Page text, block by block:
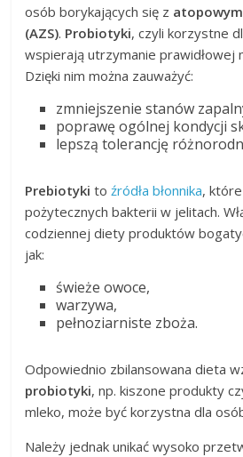
osób borykających się z
(AZS). Probiotyki, czyli korzystne
wspierają utrzymanie prawidłowej
Dzięki nim można zauważyć:
zmniejszenie stanów
poprawę ogólnej kondycji
lepszą tolerancję
Prebiotyki toźródła błonnika,
pożytecznych bakterii w jelitach.
codziennej diety produktów
jak:
świeże owoce,
warzywa,
pełnoziarniste zboża.
Odpowiednio zbilansowana dieta
probiotyki, np. kiszone produkty
mleko, może być korzystna dla
Należy jednak unikać wysoko